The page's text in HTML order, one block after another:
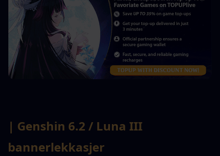
| Genshin 6.2 / Luna III
bannerlekkasjer